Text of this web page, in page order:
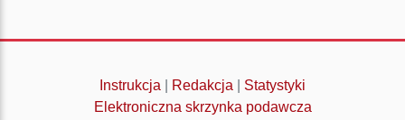
Instrukcja Redakcja
Statystyki
Elektroniczna skrzynka podawcza